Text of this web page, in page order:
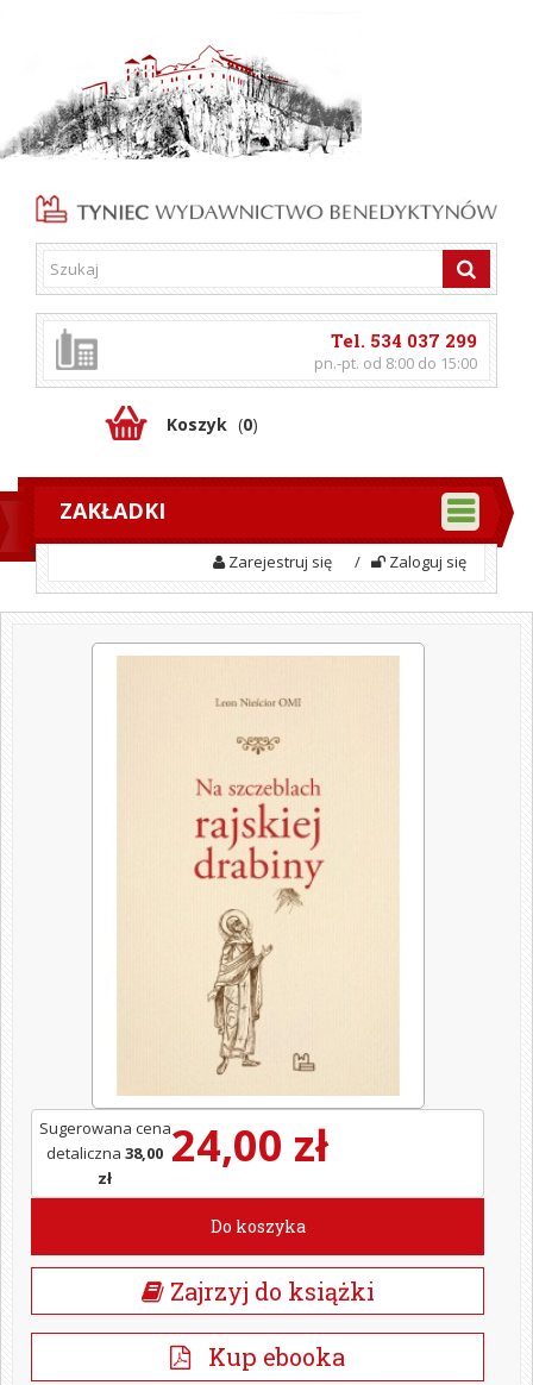
Tel. 534 037 299
pn.-pt. od 8:00 do 15:00
Koszyk (0)
ZAKŁADKI
Zarejestruj się / Zaloguj się
24,00 zł
Sugerowana cena
detaliczna 38,00
zł
Do koszyka
Zajrzyj do książki
Kup ebooka